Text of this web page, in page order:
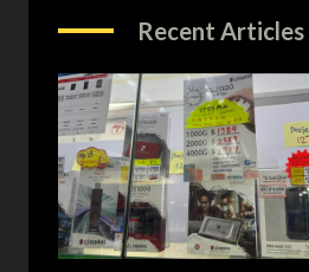
Recent Articles